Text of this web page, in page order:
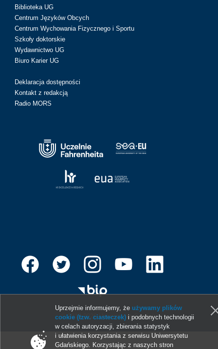
Biblioteka UG
Centrum Języków Obcych
Centrum Wychowania Fizycznego i Sportu
Szkoły doktorskie
Wydawnictwo UG
Biuro Karier UG
Deklaracja dostępności
Kontakt z redakcją
Radio MORS
© 2013-2026 Uniwersytet Gdański
Uprzejmie informujemy, że używamy plików
cookie (tzw. ciasteczek) i podobnych technologii
w celach autoryzacji, zbierania statystyk
i ułatwienia korzystania z serwisu Uniwersytetu
Gdańskiego. Korzystając z naszych stron